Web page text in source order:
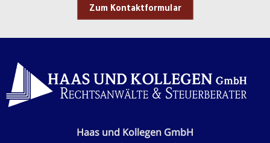
Zum Kontaktformular
Haas und Kollegen GmbH